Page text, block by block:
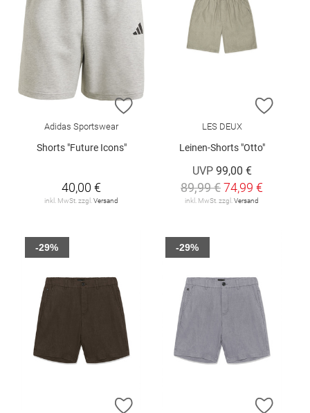
ZUR WUNSCHLISTE HINZUFÜGEN
Adidas Sportswear
Shorts "Future Icons"
40,00 €
inkl. MwSt. zzgl.Versand
ZUR
LES DEUX
Leinen-Shorts "Otto"
UVP 99,00 €
89,99 €74,99 €
inkl. MwSt. zzgl.Versand
ZUR WUNSCHLISTE HINZUFÜGEN
-29%
ZUR
-29%